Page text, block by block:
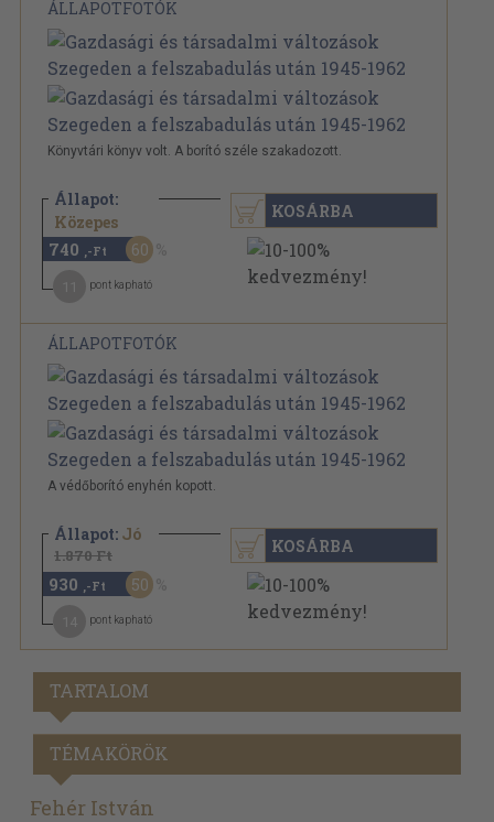
ÁLLAPOTFOTÓK
Könyvtári könyv volt. A borító széle szakadozott.
Állapot:
Közepes
1.870 Ft
740 ,-Ft 60
pont kapható
KOSÁRBA
ÁLLAPOTFOTÓK
A védőborító enyhén kopott.
Állapot: Jó
1.870 Ft
930 ,-Ft 50
pont kapható
KOSÁRBA
TARTALOM
TÉMAKÖRÖK
Fehér István